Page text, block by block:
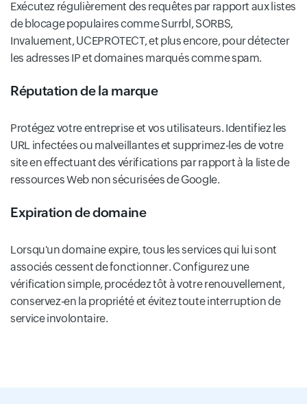
Exécutez régulièrement des requêtes par rapport aux listes
de blocage populaires comme Surrbl, SORBS,
Invaluement, UCEPROTECT, et plus encore, pour détecter
les adresses IP et domaines marqués comme spam.
Réputation de la marque
Protégez votre entreprise et vos utilisateurs. Identifiez les
URL infectées ou malveillantes et supprimez-les de votre
site en effectuant des vérifications par rapport à la liste de
ressources Web non sécurisées de Google.
Expiration de domaine
Lorsqu'un domaine expire, tous les services qui lui sont
associés cessent de fonctionner. Configurez une
vérification simple, procédez tôt à votre renouvellement,
conservez-en la propriété et évitez toute interruption de
service involontaire.